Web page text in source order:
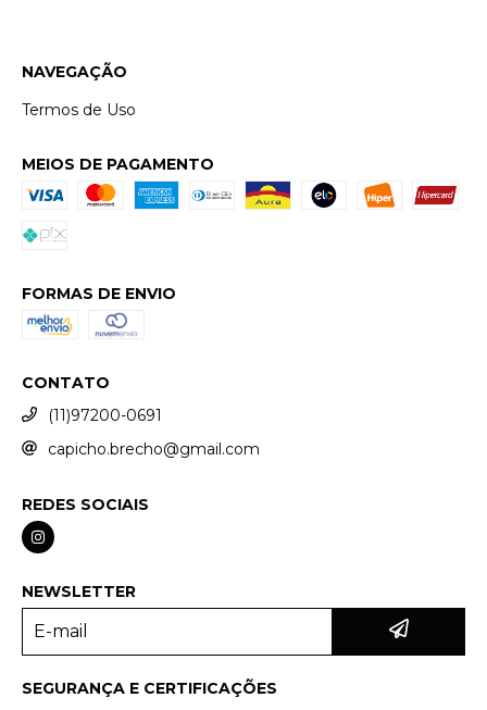
NAVEGAÇÃO
Termos de Uso
MEIOS DE PAGAMENTO
FORMAS DE ENVIO
CONTATO
(11)97200-0691
capicho.brecho@gmail.com
REDES SOCIAIS
NEWSLETTER
SEGURANÇA E CERTIFICAÇÕES